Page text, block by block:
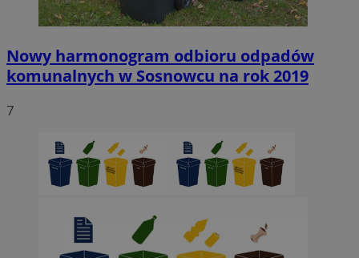
Nowy harmonogram odbioru odpadów
komunalnych w Sosnowcu na rok 2019
7